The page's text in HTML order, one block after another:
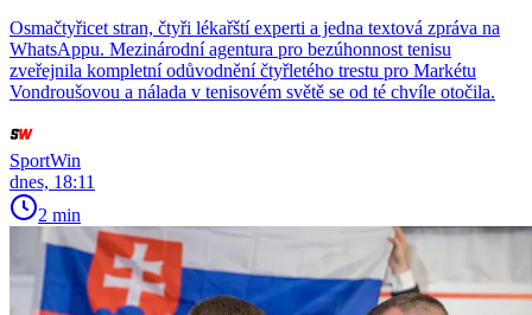
Osmačtyřicet stran, čtyři lékařští experti a jedna textová zpráva na
WhatsAppu. Mezinárodní agentura pro bezúhonnost tenisu
zveřejnila kompletní odůvodnění čtyřletého trestu pro Markétu
Vondroušovou a nálada v tenisovém světě se od té chvíle otočila.
SportWin
dnes, 18:11
2 min